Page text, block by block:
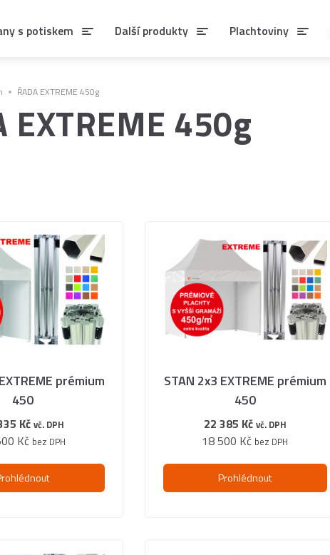
ŘADA EXTREME 450g
EXTREME 450g
prémium
450
Kč vč. DPH
Kč bez DPH
STAN 2x3 EXTREME prémium
450
22 385 Kč vč. DPH
18 500 Kč bez DPH
Prohlédnout
s potiskem Další produkty Plachtoviny